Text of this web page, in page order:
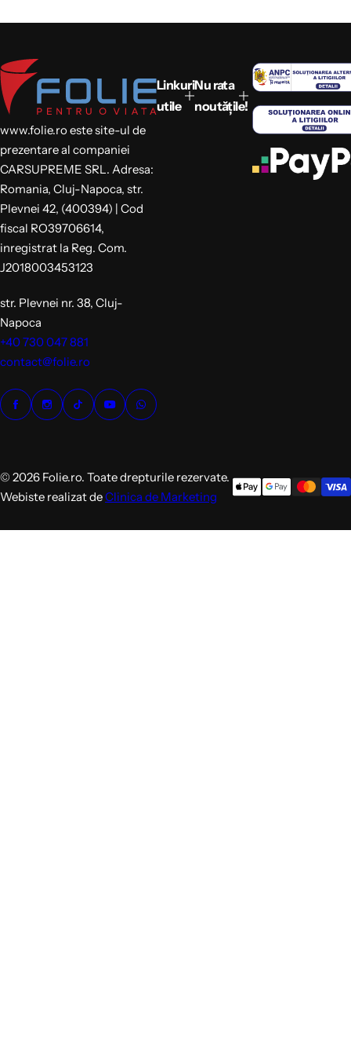
www.folie.ro este site-ul de
prezentare al companiei
CARSUPREME SRL. Adresa:
Romania, Cluj-Napoca, str.
Plevnei 42, (400394) | Cod
fiscal RO39706614,
inregistrat la Reg. Com.
J2018003453123
str. Plevnei nr. 38, Cluj-
Napoca
+40 730 047 881
contact@folie.ro
Linkuri
utile
Nu rata
noutățile!
© 2026 Folie.ro. Toate drepturile rezervate.
Webiste realizat deClinica de Marketing